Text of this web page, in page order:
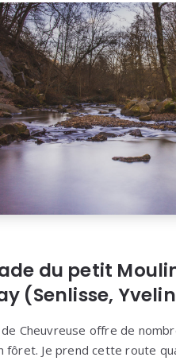
du petit
(Senlisse,
de Cheuvreuse offre de
fôret. Je prend cette route